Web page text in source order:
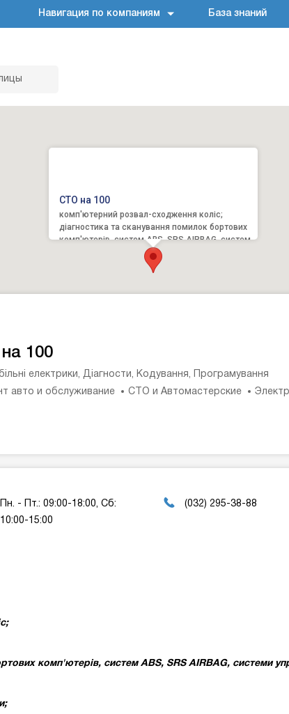
Навигация по компаниям База знаний
СТО на 100
комп'ютерний розвал-сходження коліс;
діагностика та сканування помилок бортових
комп'ютерів, систем ABS, SRS AIRBAG, системи
управління кондиціоне...
100
електрики, Діагности, Кодування, Програмування
авто и обслуживание
СТО и Автомастерские
Пн. - Пт.: 09:00-18:00, Сб:
10:00-15:00
(032) 295-38-88
комп'ютерів, систем ABS, SRS AIRBAG, системи